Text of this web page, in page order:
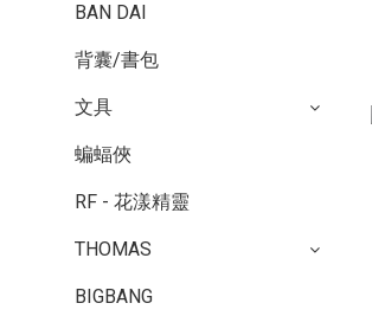
BAN DAI
背囊/書包
文具
蝙蝠俠
RF - 花漾精靈
THOMAS
BIGBANG